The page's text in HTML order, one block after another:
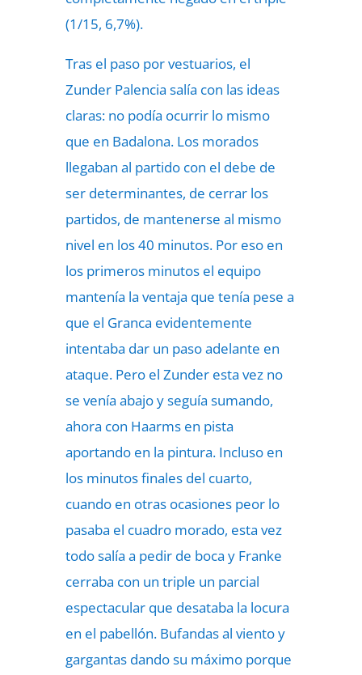
(1/15, 6,7%).
Tras el paso por vestuarios, el
Zunder Palencia salía con las ideas
claras: no podía ocurrir lo mismo
que en Badalona. Los morados
llegaban al partido con el debe de
ser determinantes, de cerrar los
partidos, de mantenerse al mismo
nivel en los 40 minutos. Por eso en
los primeros minutos el equipo
mantenía la ventaja que tenía pese a
que el Granca evidentemente
intentaba dar un paso adelante en
ataque. Pero el Zunder esta vez no
se venía abajo y seguía sumando,
ahora con Haarms en pista
aportando en la pintura. Incluso en
los minutos finales del cuarto,
cuando en otras ocasiones peor lo
pasaba el cuadro morado, esta vez
todo salía a pedir de boca y Franke
cerraba con un triple un parcial
espectacular que desataba la locura
en el pabellón. Bufandas al viento y
gargantas dando su máximo porque